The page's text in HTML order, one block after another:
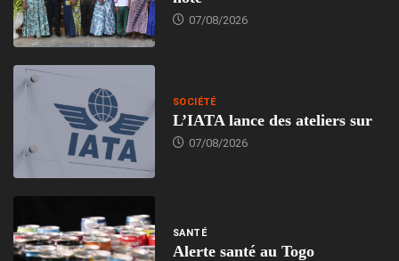
07/08/2026
SOCIÉTÉ
L’IATA lance des ateliers sur
07/08/2026
SANTÉ
Alerte santé au Togo